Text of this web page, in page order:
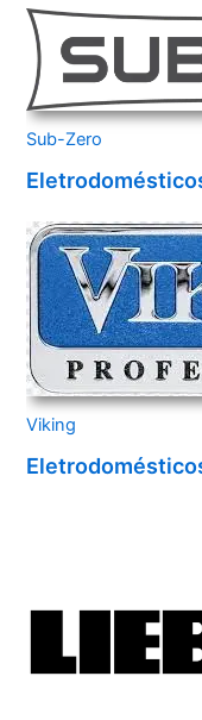
Sub-Zero
Viking